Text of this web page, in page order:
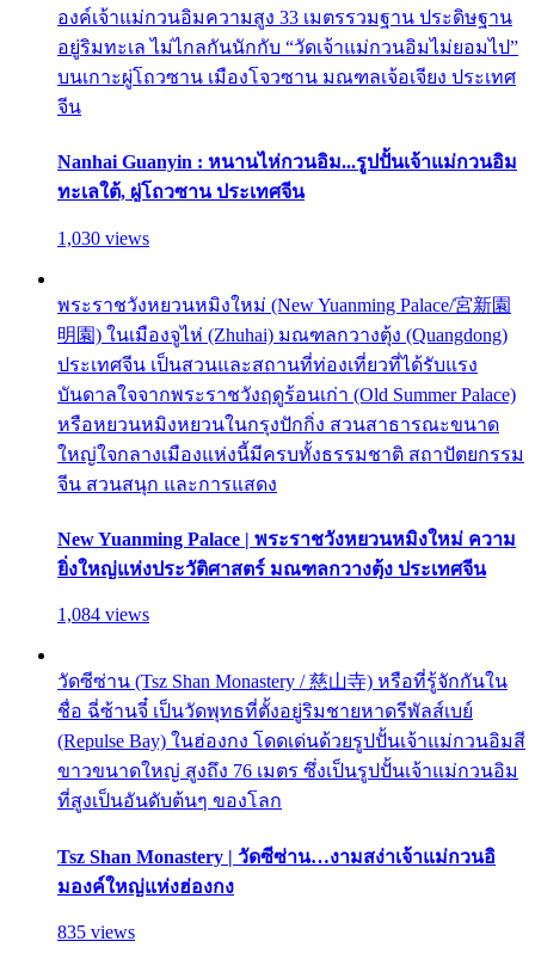
องค์เจ้าแม่กวนอิมความสูง 33 เมตรรวมฐาน ประดิษฐาน
อยู่ริมทะเล ไม่ไกลกันนักกับ “วัดเจ้าแม่กวนอิมไม่ยอมไป”
บนเกาะผู่โถวซาน เมืองโจวซาน มณฑลเจ้อเจียง ประเทศ
จีน
Nanhai Guanyin : หนานไห่กวนอิม...รูปปั้นเจ้าแม่กวนอิม
ทะเลใต้, ผู่โถวซาน ประเทศจีน
1,030 views
พระราชวังหยวนหมิงใหม่ (New Yuanming Palace/宮新園
明園) ในเมืองจูไห่ (Zhuhai) มณฑลกวางตุ้ง (Quangdong)
ประเทศจีน เป็นสวนและสถานที่ท่องเที่ยวที่ได้รับแรง
บันดาลใจจากพระราชวังฤดูร้อนเก่า (Old Summer Palace)
หรือหยวนหมิงหยวนในกรุงปักกิ่ง สวนสาธารณะขนาด
ใหญ่ใจกลางเมืองแห่งนี้มีครบทั้งธรรมชาติ สถาปัตยกรรม
จีน สวนสนุก และการแสดง
New Yuanming Palace | พระราชวังหยวนหมิงใหม่ ความ
ยิ่งใหญ่แห่งประวัติศาสตร์ มณฑลกวางตุ้ง ประเทศจีน
1,084 views
วัดซีซ่าน (Tsz Shan Monastery / 慈山寺) หรือที่รู้จักกันใน
ชื่อ ฉี่ซ้านจี๋ เป็นวัดพุทธที่ตั้งอยู่ริมชายหาดรีพัลส์เบย์
(Repulse Bay) ในฮ่องกง โดดเด่นด้วยรูปปั้นเจ้าแม่กวนอิมสี
ขาวขนาดใหญ่ สูงถึง 76 เมตร ซึ่งเป็นรูปปั้นเจ้าแม่กวนอิม
ที่สูงเป็นอันดับต้นๆ ของโลก
Tsz Shan Monastery | วัดซีซ่าน…งามสง่าเจ้าแม่กวนอิ
มองค์ใหญ่แห่งฮ่องกง
835 views